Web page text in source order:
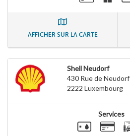
AFFICHER SUR LA CARTE
Shell Neudorf
430 Rue de Neudorf
2222 Luxembourg
Services